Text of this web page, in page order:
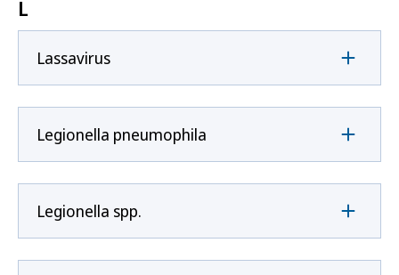
L
Lassavirus
Legionella pneumophila
Legionella spp.